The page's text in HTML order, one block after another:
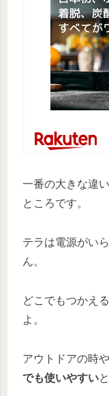
一番の大きな違
ところです。
テラは電源がい
ん。
どこでもつかえ
よ。
アウトドアの時
でも使いやすい